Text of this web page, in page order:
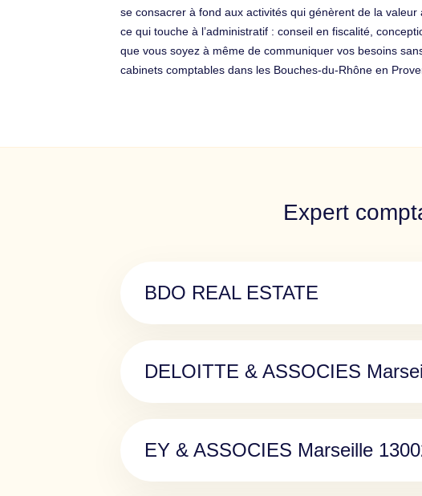
se consacrer à fond aux activités qui génèrent de la
ce qui touche à l’administratif : conseil en fiscalité,
que vous soyez à même de communiquer vos besoins
cabinets comptables dans les Bouches-du-Rhône en
Expert
BDO REAL ESTATE
DELOITTE & ASSOCIES
EY & ASSOCIES Marseille